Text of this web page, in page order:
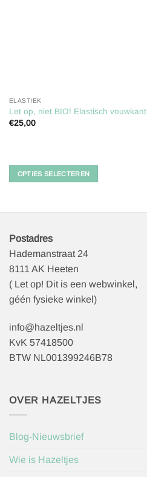
ELASTIEK
Let op, niet BIO! Elastisch vouwkant
€25,00
OPTIES SELECTEREN
meerdere
variaties.
gekozen
de
productpagina
Postadres
Hademanstraat 24
8111 AK Heeten
( Let op! Dit is een webwinkel,
géén fysieke winkel)
info@hazeltjes.nl
KvK 57418500
BTW NL001399246B78
OVER HAZELTJES
Blog-Nieuwsbrief
Wie is Hazeltjes